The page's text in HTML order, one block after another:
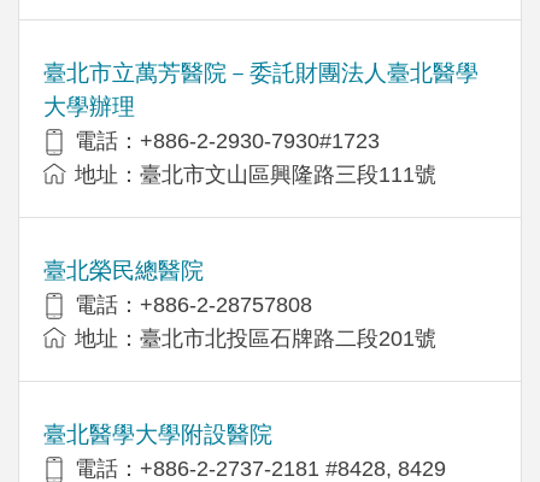
臺北市立萬芳醫院－委託財團法人臺北醫學
大學辦理
電話：+886-2-2930-7930#1723
地址：臺北市文山區興隆路三段111號
臺北榮民總醫院
電話：+886-2-28757808
地址：臺北市北投區石牌路二段201號
臺北醫學大學附設醫院
電話：+886-2-2737-2181 #8428, 8429